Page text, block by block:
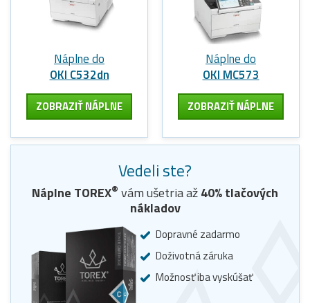
Náplne do
OKI C532dn
ZOBRAZIŤ NÁPLNE
Náplne do
OKI MC573
ZOBRAZIŤ NÁPLNE
Vedeli ste?
Náplne TOREX® vám ušetria až40% tlačových
nákladov
Dopravné zadarmo
Doživotná záruka
Možnosť iba vyskúšať